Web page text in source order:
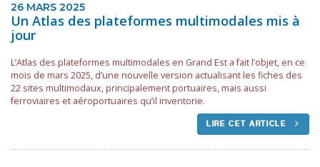
26 MARS 2025
Un Atlas des plateformes multimodales mis à
jour
L’Atlas des plateformes multimodales en Grand Est a fait l’objet, en ce
mois de mars 2025, d’une nouvelle version actualisant les fiches des
22 sites multimodaux, principalement portuaires, mais aussi
ferroviaires et aéroportuaires qu’il inventorie.
LIRE CET ARTICLE